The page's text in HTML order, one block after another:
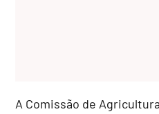
A Comissão de